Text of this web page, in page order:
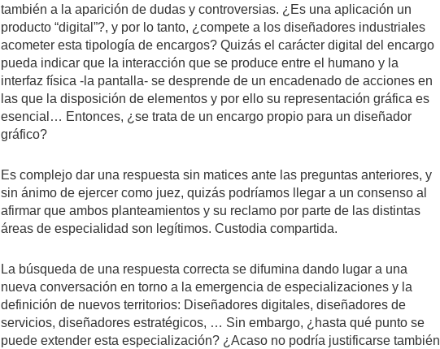
también a la aparición de dudas y controversias. ¿Es una aplicación un
producto “digital”?, y por lo tanto, ¿compete a los diseñadores industriales
acometer esta tipología de encargos? Quizás el carácter digital del encargo
pueda indicar que la interacción que se produce entre el humano y la
interfaz física -la pantalla- se desprende de un encadenado de acciones en
las que la disposición de elementos y por ello su representación gráfica es
esencial… Entonces, ¿se trata de un encargo propio para un diseñador
gráfico?
Es complejo dar una respuesta sin matices ante las preguntas anteriores, y
sin ánimo de ejercer como juez, quizás podríamos llegar a un consenso al
afirmar que ambos planteamientos y su reclamo por parte de las distintas
áreas de especialidad son legítimos. Custodia compartida.
La búsqueda de una respuesta correcta se difumina dando lugar a una
nueva conversación en torno a la emergencia de especializaciones y la
definición de nuevos territorios: Diseñadores digitales, diseñadores de
servicios, diseñadores estratégicos, … Sin embargo, ¿hasta qué punto se
puede extender esta especialización? ¿Acaso no podría justificarse también